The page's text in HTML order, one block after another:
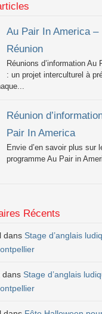
Au Pair In America –
Réunion
Réunions d’information Au
: un projet interculturel à
Réunion
Pair In America
Envie d’en savoir plus sur
programme Au Pair in
Récents
dans Stage d’anglais
dans Stage d’anglais